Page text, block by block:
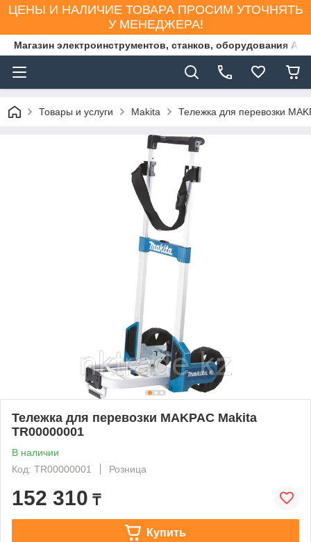
ЦЕНЫ И НАЛИЧИЕ ТОВАРА ПРОСИМ УТОЧНЯТЬ
У МЕНЕДЖЕРА!
Магазин электроинструментов, станков, оборудования
Товары и услуги Makita Тележка для перевозки
Тележка для перевозки MAKPAC Makita
TR00000001
В наличии
Код: TR00000001
Розница
152 310 ₸
Купить